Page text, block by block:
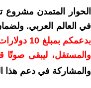
الحوار المتمدن مشروع
في العالم العربي.
بدعمكم
والمستقل، ليبقى صوتًا
والمشاركة في دعم هذا